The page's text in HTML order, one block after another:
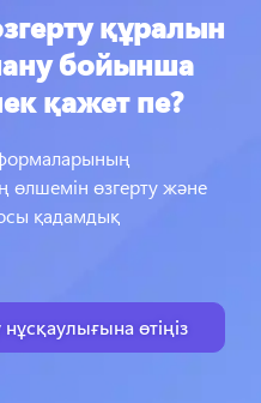
құралын
бойынша
қажет пе?
өлшемін өзгерту және
қадамдық
өтіңіз